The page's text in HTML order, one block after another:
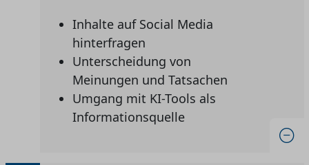
Inhalte auf Social Media
hinterfragen
Unterscheidung von
Meinungen und Tatsachen
Umgang mit KI-Tools als
Informationsquelle